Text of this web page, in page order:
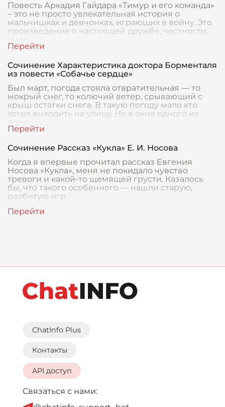
Повесть Аркадия Гайдара «Тимур и его команда»
– это не просто увлекательная история о
мальчишках и девчонках, играющих в войну. Это
произведение о настоящей дружбе, честности,
Сочинение Характеристика доктора Борменталя
из повести «Собачье сердце»
Был март, погода стояла отвратительная — то
мокрый снег, то колючий ветер, срывающий с
крыш остатки снега. В такую погоду мало кто
хотел выходить на улицу. Но в окне одного из
Сочинение Рассказ «Кукла» Е. И. Носова
Когда я впервые прочитал рассказ Евгения
Носова «Кукла», меня не покидало чувство
тревоги и какой-то щемящей грусти. Казалось
бы, что такого особенного — нашли старую,
разбитую игр
ChatInfo Plus
Контакты
API доступ
Связаться с нами: